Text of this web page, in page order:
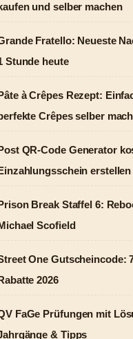
und selber machen
Fratello: Neueste
Stunde heute
à Crêpes Rezept:
Crêpes selber
QR-Code Generator
erstellen
Break Staffel 6:
Scofield
One Gutscheincode:
2026
FaGe Prüfungen mit
& Tipps